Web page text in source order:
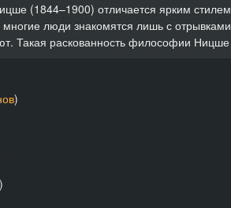
(1844–1900) отличается ярким
люди знакомятся лишь с
Такая раскованность философии
)
)